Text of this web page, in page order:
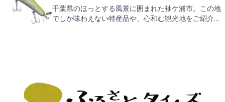
楽しみに！
千葉県のほっとする風景に囲まれた袖ケ浦市。この地
でしか味わえない特産品や、心和む観光地をご紹介し